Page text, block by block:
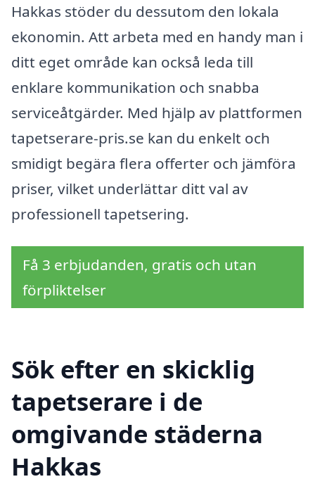
Hakkas stöder du dessutom den lokala
ekonomin. Att arbeta med en handy man i
ditt eget område kan också leda till
enklare kommunikation och snabba
serviceåtgärder. Med hjälp av plattformen
tapetserare-pris.se kan du enkelt och
smidigt begära flera offerter och jämföra
priser, vilket underlättar ditt val av
professionell tapetsering.
Få 3 erbjudanden, gratis och utan
förpliktelser
Sök efter en skicklig
tapetserare i de
omgivande städerna
Hakkas